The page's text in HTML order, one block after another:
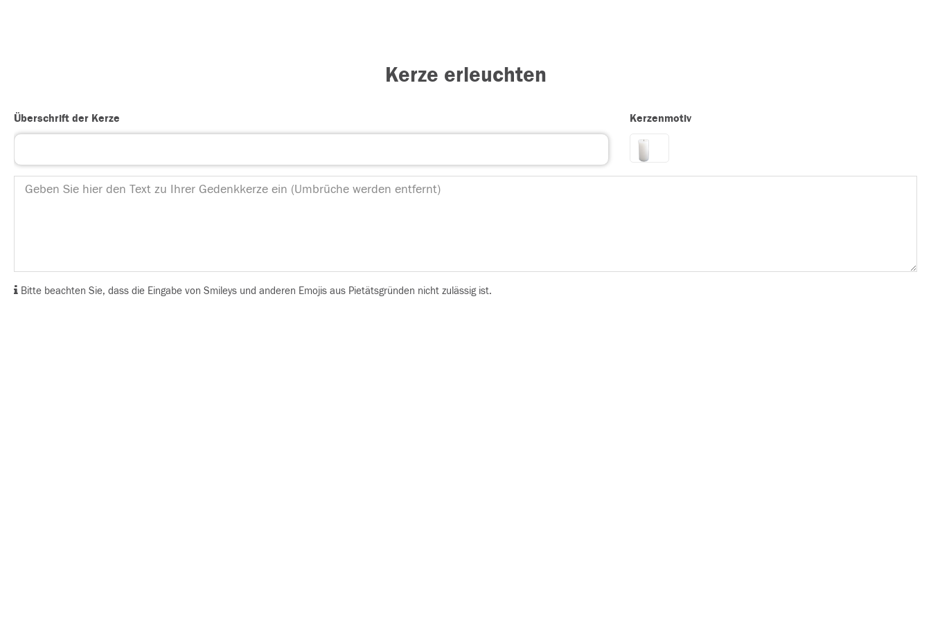
Kerze erleuchten
Überschrift der Kerze Kerzenmotiv
Bitte beachten Sie, dass die Eingabe von Smileys und anderen Emojis aus Pietätsgründen nicht zulässig ist.